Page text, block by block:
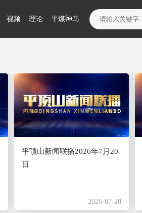
视频 理论 平煤神马
平顶山新闻联播2026年7月20
日
2026-07-20